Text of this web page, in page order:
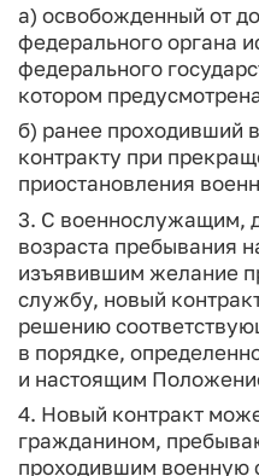
а) освобожденный от
федерального органа
федерального
котором
б) ранее проходивший
контракту при
приостановления
3. С военнослужащим,
возраста пребывания
изъявившим желание
службу, новый
решению
в порядке,
и настоящим
4. Новый контракт
гражданином,
проходившим военную